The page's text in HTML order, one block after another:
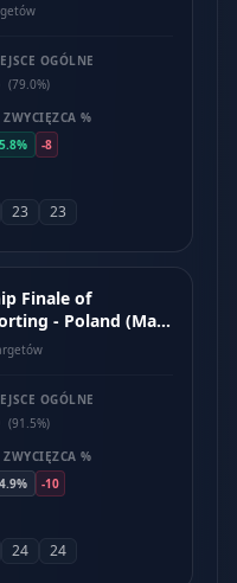
OGÓLNE
(79.0%)
ZWYCIĘZCA %
-8
23 23
Finale of
- Poland (May
OGÓLNE
(91.5%)
ZWYCIĘZCA %
-10
24 24